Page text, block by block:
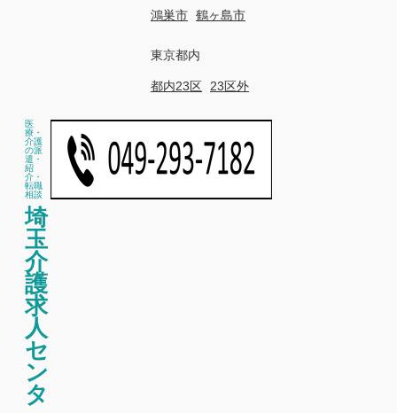
鴻巣市 鶴ヶ島市
東京都内
都内23区 23区外
医
療・
介護
の派
遣・
紹
介・
転職
相談
埼
玉
介
護
求
人
セ
ン
タ